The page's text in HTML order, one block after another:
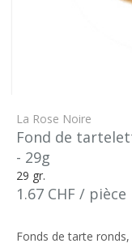
La Rose Noire
Fond de
- 29g
29 gr.
1.67 CHF / pièce
Fonds de tarte